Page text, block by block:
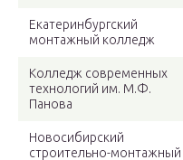
Екатеринбургский
монтажный колледж
Колледж современных
технологий им. М.Ф.
Панова
Новосибирский
строительно-монтажный